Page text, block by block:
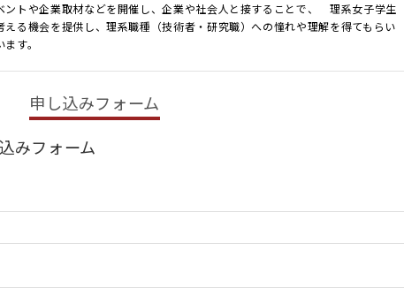
ントや企業取材などを開催し、企業や社会人と接することで、 理系女子学生
える機会を提供し、理系職種（技術者・研究職）への憧れや理解を得てもらい
す。
申し込みフォーム
みフォーム